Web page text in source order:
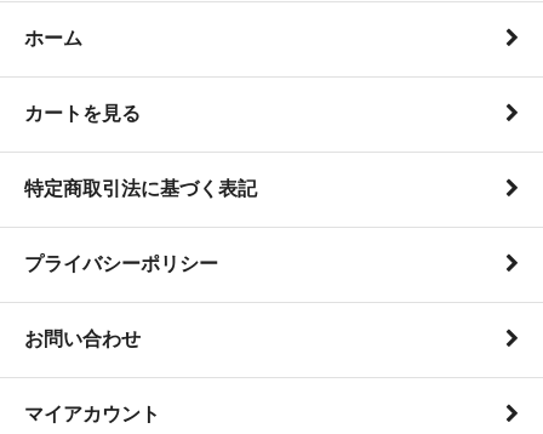
ホーム
カートを見る
特定商取引法に基づく表記
プライバシーポリシー
お問い合わせ
マイアカウント